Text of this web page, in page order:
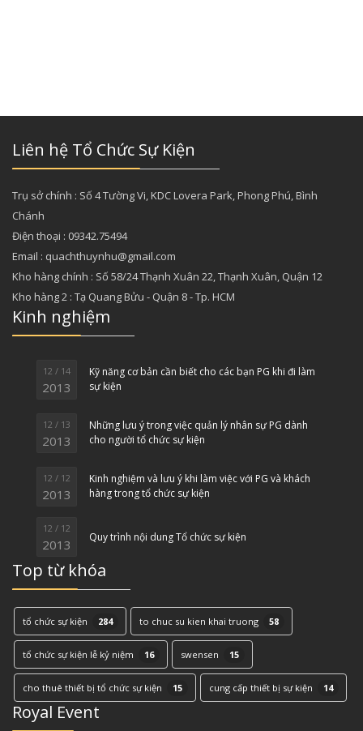
Liên hệ Tổ Chức Sự Kiện
Trụ sở chính : Số 4 Tường Vi, KDC Lovera Park, Phong Phú, Bình
Chánh
Điện thoại : 09342.75494
Email : quachthuynhu@gmail.com
Kho hàng chính : Số 58/24 Thạnh Xuân 22, Thạnh Xuân, Quận 12
Kho hàng 2 : Tạ Quang Bửu - Quận 8 - Tp. HCM
Kinh nghiệm
12 / 14
2013
Kỹ năng cơ bản cần biết cho các bạn PG khi đi làm
sự kiện
12 / 13
2013
Những lưu ý trong việc quản lý nhân sự PG dành
cho người tổ chức sự kiện
12 / 12
2013
Kinh nghiệm và lưu ý khi làm việc với PG và khách
hàng trong tổ chức sự kiện
12 / 12
2013 Quy trình nội dung Tổ chức sự kiện
Top từ khóa
tổ chức sự kiện 284 to chuc su kien khai truong 58
tổ chức sự kiện lễ kỷ niệm 16 swensen 15
cho thuê thiết bị tổ chức sự kiện 15 cung cấp thiết bị sự kiện 14
Royal Event